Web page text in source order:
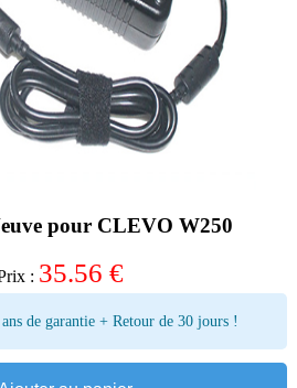
pour CLEVO W250
: 35.56 €
de garantie + Retour de 30 jours !